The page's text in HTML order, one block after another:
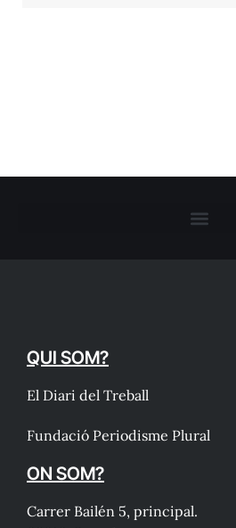
QUI SOM?
El Diari del Treball
Fundació Periodisme Plural
ON SOM?
Carrer Bailén 5, principal.